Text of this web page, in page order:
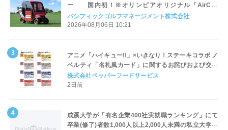
ー 国内初！※オリンピアオリジナル「AirCon
Cart（エアコンカート）」導入 | ＰＧＭ
パシフィックゴルフマネージメント株式会社
2026年08月06日 10:21
アニメ「ハイキュー!!」×いきなり！ステーキコラボ ノ
ベルティ「名札風カード」に関するお詫びおよび交換
対応についてのご案内
株式会社ペッパーフードサービス
2日前
成蹊大学が「有名企業400社実就職ランキング」にて
卒業(修了)者数1,000人以上2,000人未満の私立大学で